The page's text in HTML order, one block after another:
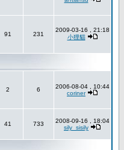
91 231
2009-03-16 , 21:18
小狸貓
2 6
2006-08-04 , 10:44
coriner
41 733
2008-09-16 , 18:04
sily_sisily